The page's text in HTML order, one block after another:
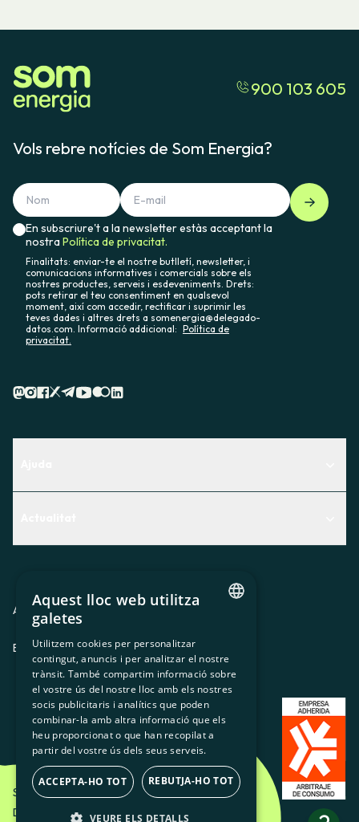
900 103 605
Vols rebre notícies de Som Energia?
En subscriure't a la newsletter estàs acceptant la
nostraPolítica de privacitat.
Finalitats: enviar-te el nostre butlletí, newsletter, i
comunicacions informatives i comercials sobre els
nostres productes, serveis i esdeveniments. Drets:
pots retirar el teu consentiment en qualsevol
moment, així com accedir, rectificar i suprimir les
teves dades i altres drets a somenergia@delegado-
datos.com. Informació addicional: Política de
privacitat.
Premsa
Treballa amb nosaltres
Avis legal Política de privacitatPolítica de cookies
ES CAGLEU
Som Energia SCCL - 2026
Disseny Creatiu d'Etéreo Design.
SPANISH
GL
BASQUE
Aquest lloc web utilitza
galetes
Utilitzem cookies per personalitzar
contingut, anuncis i per analitzar el nostre
trànsit. També compartim informació sobre
el vostre ús del nostre lloc amb els nostres
socis publicitaris i analítics que poden
combinar-la amb altra informació que els
heu proporcionat o que han recopilat a
partir del vostre ús dels seus serveis.
ACCEPTA-HO TOT REBUTJA-HO TOT
VEURE ELS DETALLS